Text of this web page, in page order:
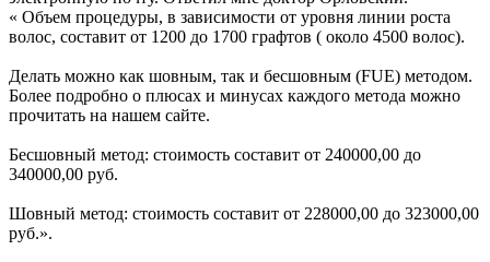
« Объем процедуры, в зависимости от уровня линии роста
волос, составит от 1200 до 1700 графтов ( около 4500 волос).
Делать можно как шовным, так и бесшовным (FUE) методом.
Более подробно о плюсах и минусах каждого метода можно
прочитать на нашем сайте.
Бесшовный метод: стоимость составит от 240000,00 до
340000,00 руб.
Шовный метод: стоимость составит от 228000,00 до 323000,00
руб.».